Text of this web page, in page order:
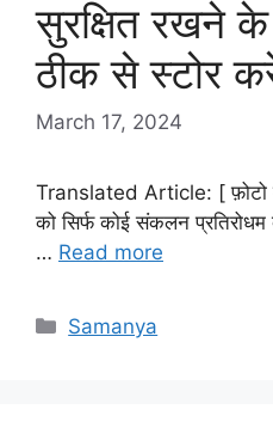
सुरक्षित रखने
ठीक से स्टोर
March 17, 2024
Translated Article: [ फ़ोटो
को सिर्फ कोई संकलन
… Read more
Categories
Samanya